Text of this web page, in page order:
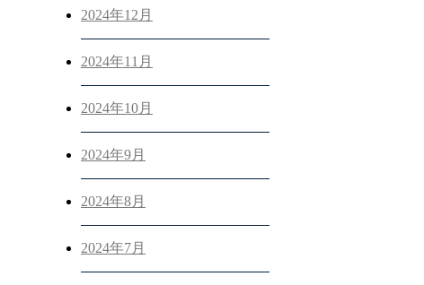
2024年12月
2024年11月
2024年10月
2024年9月
2024年8月
2024年7月